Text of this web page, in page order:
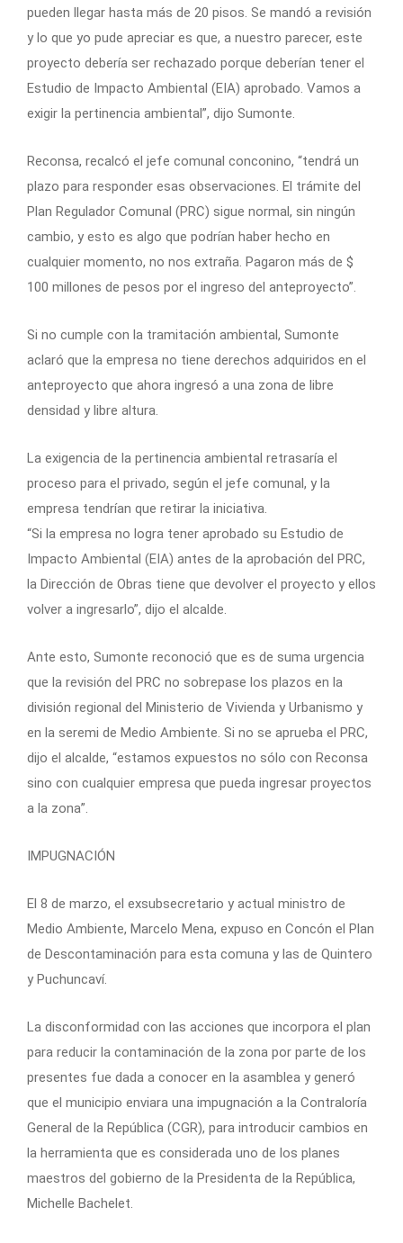
pueden llegar hasta más de 20 pisos. Se mandó a revisión
y lo que yo pude apreciar es que, a nuestro parecer, este
proyecto debería ser rechazado porque deberían tener el
Estudio de Impacto Ambiental (EIA) aprobado. Vamos a
exigir la pertinencia ambiental”, dijo Sumonte.
Reconsa, recalcó el jefe comunal conconino, “tendrá un
plazo para responder esas observaciones. El trámite del
Plan Regulador Comunal (PRC) sigue normal, sin ningún
cambio, y esto es algo que podrían haber hecho en
cualquier momento, no nos extraña. Pagaron más de $
100 millones de pesos por el ingreso del anteproyecto”.
Si no cumple con la tramitación ambiental, Sumonte
aclaró que la empresa no tiene derechos adquiridos en el
anteproyecto que ahora ingresó a una zona de libre
densidad y libre altura.
La exigencia de la pertinencia ambiental retrasaría el
proceso para el privado, según el jefe comunal, y la
empresa tendrían que retirar la iniciativa.
“Si la empresa no logra tener aprobado su Estudio de
Impacto Ambiental (EIA) antes de la aprobación del PRC,
la Dirección de Obras tiene que devolver el proyecto y ellos
volver a ingresarlo”, dijo el alcalde.
Ante esto, Sumonte reconoció que es de suma urgencia
que la revisión del PRC no sobrepase los plazos en la
división regional del Ministerio de Vivienda y Urbanismo y
en la seremi de Medio Ambiente. Si no se aprueba el PRC,
dijo el alcalde, “estamos expuestos no sólo con Reconsa
sino con cualquier empresa que pueda ingresar proyectos
a la zona”.
IMPUGNACIÓN
El 8 de marzo, el exsubsecretario y actual ministro de
Medio Ambiente, Marcelo Mena, expuso en Concón el Plan
de Descontaminación para esta comuna y las de Quintero
y Puchuncaví.
La disconformidad con las acciones que incorpora el plan
para reducir la contaminación de la zona por parte de los
presentes fue dada a conocer en la asamblea y generó
que el municipio enviara una impugnación a la Contraloría
General de la República (CGR), para introducir cambios en
la herramienta que es considerada uno de los planes
maestros del gobierno de la Presidenta de la República,
Michelle Bachelet.